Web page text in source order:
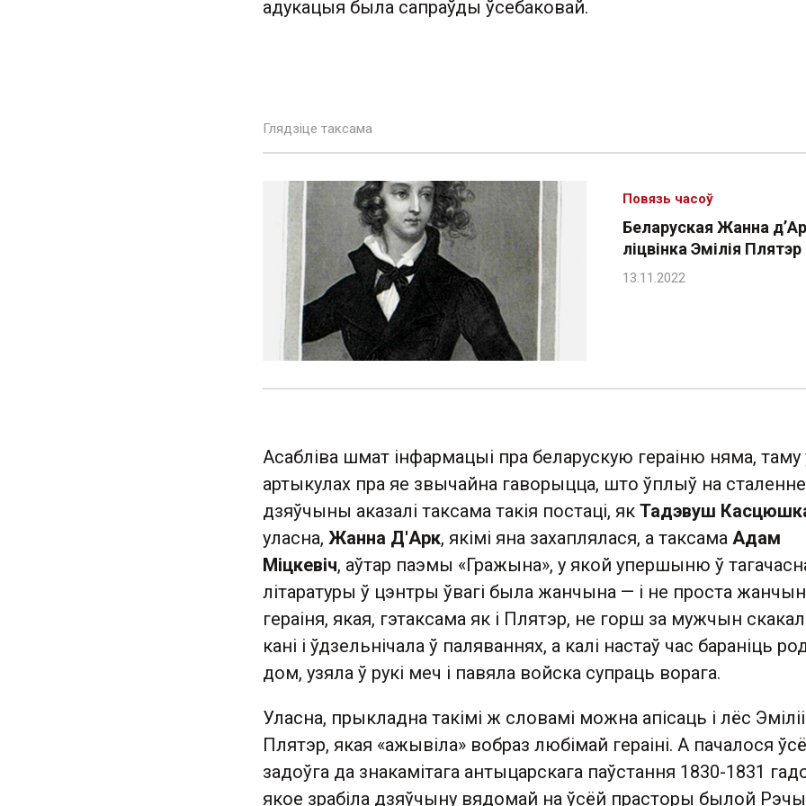
адукацыя была сапраўды ўсебаковай.
Глядзіце таксама
Беларуская Жанна
ліцвінка Эмілія Плятэр
Повязь часоў
Асабліва шмат інфармацыі пра беларускую гераіню няма, таму
артыкулах пра яе звычайна гаворыцца, што ўплыў на сталенне
дзяўчыны аказалі таксама такія постаці, як Тадэвуш
уласна, Жанна Д'Арк, якімі яна захаплялася, а таксама Адам
Міцкевіч, аўтар паэмы «Гражына», у якой упершыню ў
літаратуры ў цэнтры ўвагі была жанчына — і не проста
гераіня, якая, гэтаксама як і Плятэр, не горш за мужчын
кані і ўдзельнічала ў паляваннях, а калі настаў час бараніць
дом, узяла ў рукі меч і павяла войска супраць ворага.
Уласна, прыкладна такімі ж словамі можна апісаць і лёс Эміліі
Плятэр, якая «ажывіла» вобраз любімай гераіні. А пачалося ўсё
задоўга да знакамітага антыцарскага паўстання 1830-1831
якое зрабіла дзяўчыну вядомай на ўсёй прасторы былой Рэчы